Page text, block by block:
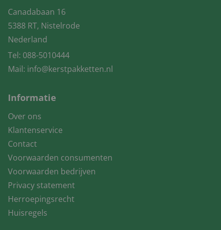
Canadabaan 16
5388 RT, Nistelrode
Nederland
Tel: 088-5010444
Mail: info@kerstpakketten.nl
Informatie
Over ons
Klantenservice
Contact
Voorwaarden consumenten
Voorwaarden bedrijven
Privacy statement
Herroepingsrecht
Huisregels